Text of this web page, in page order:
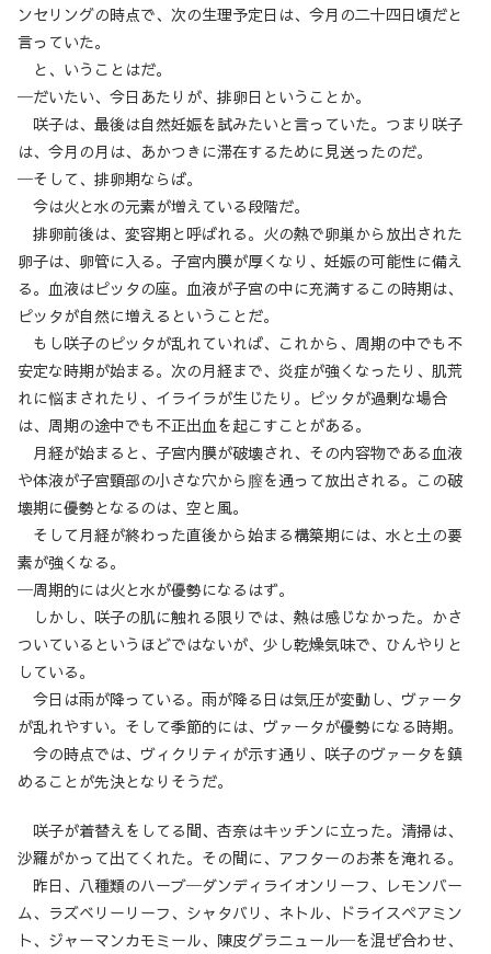
ンセリングの時点で、次の生理予定日は、今月の二十四日頃だと
言っていた。
と、いうことはだ。
─だいたい、今日あたりが、排卵日ということか。
咲子は、最後は自然妊娠を試みたいと言っていた。つまり咲子
は、今月の月は、あかつきに滞在するために見送ったのだ。
─そして、排卵期ならば。
今は火と水の元素が増えている段階だ。
排卵前後は、変容期と呼ばれる。火の熱で卵巣から放出された
卵子は、卵管に入る。子宮内膜が厚くなり、妊娠の可能性に備え
る。血液はピッタの座。血液が子宮の中に充満するこの時期は、
ピッタが自然に増えるということだ。
もし咲子のピッタが乱れていれば、これから、周期の中でも不
安定な時期が始まる。次の月経まで、炎症が強くなったり、肌荒
れに悩まされたり、イライラが生じたり。ピッタが過剰な場合
は、周期の途中でも不正出血を起こすことがある。
月経が始まると、子宮内膜が破壊され、その内容物である血液
や体液が子宮頸部の小さな穴から膣を通って放出される。この破
壊期に優勢となるのは、空と風。
そして月経が終わった直後から始まる構築期には、水と土の要
素が強くなる。
─周期的には火と水が優勢になるはず。
しかし、咲子の肌に触れる限りでは、熱は感じなかった。かさ
ついているというほどではないが、少し乾燥気味で、ひんやりと
している。
今日は雨が降っている。雨が降る日は気圧が変動し、ヴァータ
が乱れやすい。そして季節的には、ヴァータが優勢になる時期。
今の時点では、ヴィクリティが示す通り、咲子のヴァータを鎮
めることが先決となりそうだ。
咲子が着替えをしてる間、杏奈はキッチンに立った。清掃は、
沙羅がかって出てくれた。その間に、アフターのお茶を淹れる。
昨日、八種類のハーブ─ダンディライオンリーフ、レモンバー
ム、ラズベリーリーフ、シャタバリ、ネトル、ドライスペアミン
ト、ジャーマンカモミール、陳皮グラニュール─を混ぜ合わせ、